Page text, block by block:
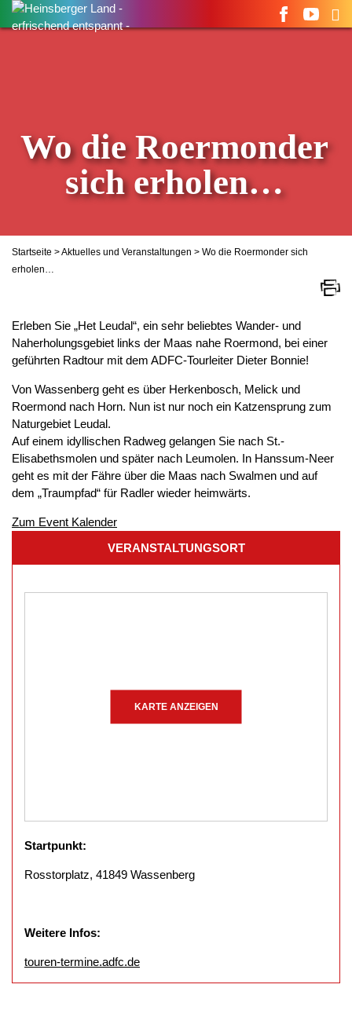
Suchen
nach:
Wo die Roermonder
sich erholen…
Startseite >Aktuelles und Veranstaltungen > Wo die Roermonder sich
erholen…
Erleben Sie „Het Leudal“, ein sehr beliebtes Wander- und
Naherholungsgebiet links der Maas nahe Roermond, bei einer
geführten Radtour mit dem ADFC-Tourleiter Dieter Bonnie!
Von Wassenberg geht es über Herkenbosch, Melick und
Roermond nach Horn. Nun ist nur noch ein Katzensprung zum
Naturgebiet Leudal.
Auf einem idyllischen Radweg gelangen Sie nach St.-
Elisabethsmolen und später nach Leumolen. In Hanssum-Neer
geht es mit der Fähre über die Maas nach Swalmen und auf
dem „Traumpfad“ für Radler wieder heimwärts.
Zum Event Kalender
VERANSTALTUNGSORT
KARTE ANZEIGEN
Startpunkt:
Rosstorplatz, 41849 Wassenberg
Weitere Infos:
touren-termine.adfc.de